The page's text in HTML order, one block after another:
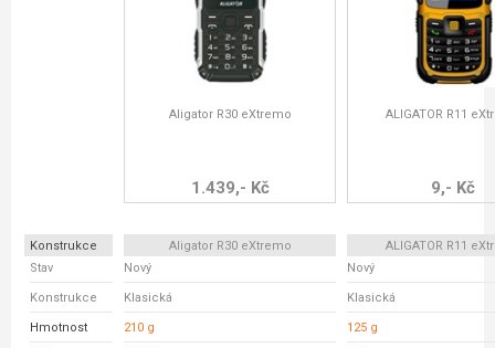
Aligator R30 eXtremo
1.439,- Kč
ALIGATOR R11
9,- Kč
Konstrukce Aligator R30 eXtremo
ALIGATOR R11
Stav
Nový Nový
Konstrukce Klasická Klasická
Hmotnost 210 g 125 g